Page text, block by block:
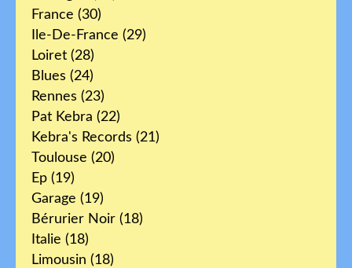
France (30)
Ile-De-France (29)
Loiret (28)
Blues (24)
Rennes (23)
Pat Kebra (22)
Kebra's Records (21)
Toulouse (20)
Ep (19)
Garage (19)
Bérurier Noir (18)
Italie (18)
Limousin (18)